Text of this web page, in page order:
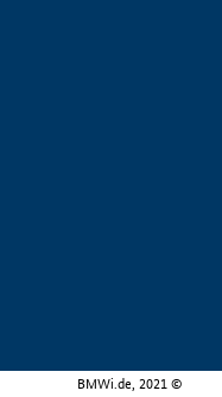
BMWi.de, 2021 ©